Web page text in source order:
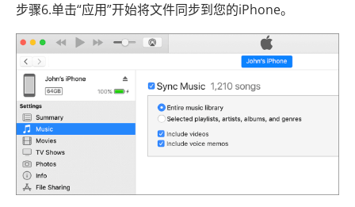
步骤6.单击“应用”开始将文件同步到您的iPhone。